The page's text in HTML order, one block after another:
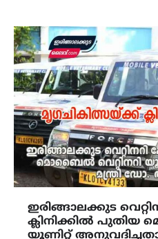
ഇരിങ്ങാലക്കുട
ക്ലിനിക്കിൽ പുതിയ
യൂണിറ്റ്